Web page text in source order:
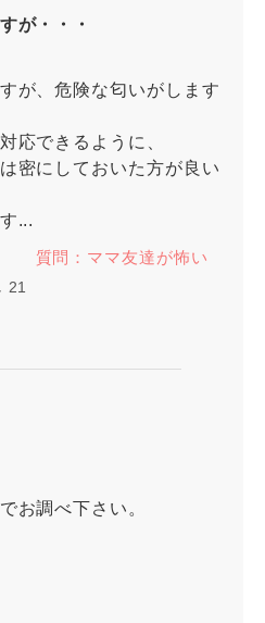
が・・・
が、危険な匂いがします
応できるように、
密にしておいた方が良い
...
質問：ママ友達が怖い
21
お調べ下さい。